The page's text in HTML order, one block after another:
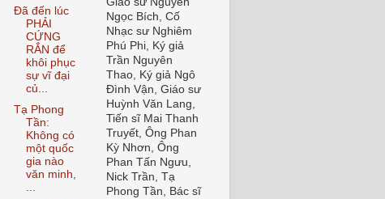
Đã đến lúc
PHẢI
CỨNG
RẮN để
khôi phục
sự vĩ đại
củ...
Tạ Phong
Tần:
Không có
một quốc
gia nào
văn minh,
Ngọc Bích, Cố
Nhạc sư Nghiêm
Phú Phi, Ký giả
Trần Nguyên
Thao, Ký giả Ngô
Đình Vận, Giáo sư
Huỳnh Văn Lang,
Tiến sĩ Mai Thanh
Truyết, Ông Phan
Kỳ Nhơn, Ông
Phan Tấn Ngưu,
Nick Trần, Tạ
Phong Tần, Bác sĩ